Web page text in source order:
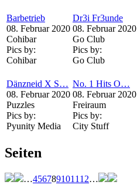
Barbetrieb
08. Februar 2020
Cohibar
Pics by:
Cohibar
Dr3i Fr3unde
08. Februar 2020
Go Club
Pics by:
Go Club
Dänzneid X S…
08. Februar 2020
Puzzles
Pics by:
Pyunity Media
No. 1 Hits O…
08. Februar 2020
Freiraum
Pics by:
City Stuff
Seiten
…4567891011 12…